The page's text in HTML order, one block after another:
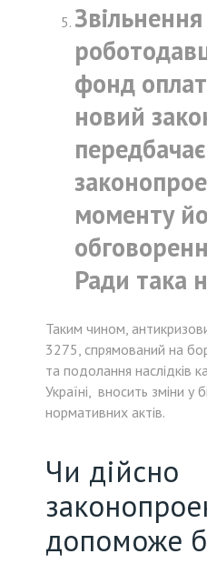
Звільнення
фонд
новий
моменту
Ради така
Таким чином,
3275, спрямований на
та подолання наслідків
Україні, вносить зміни у
нормативних актів.
Чи дійсно
допоможе